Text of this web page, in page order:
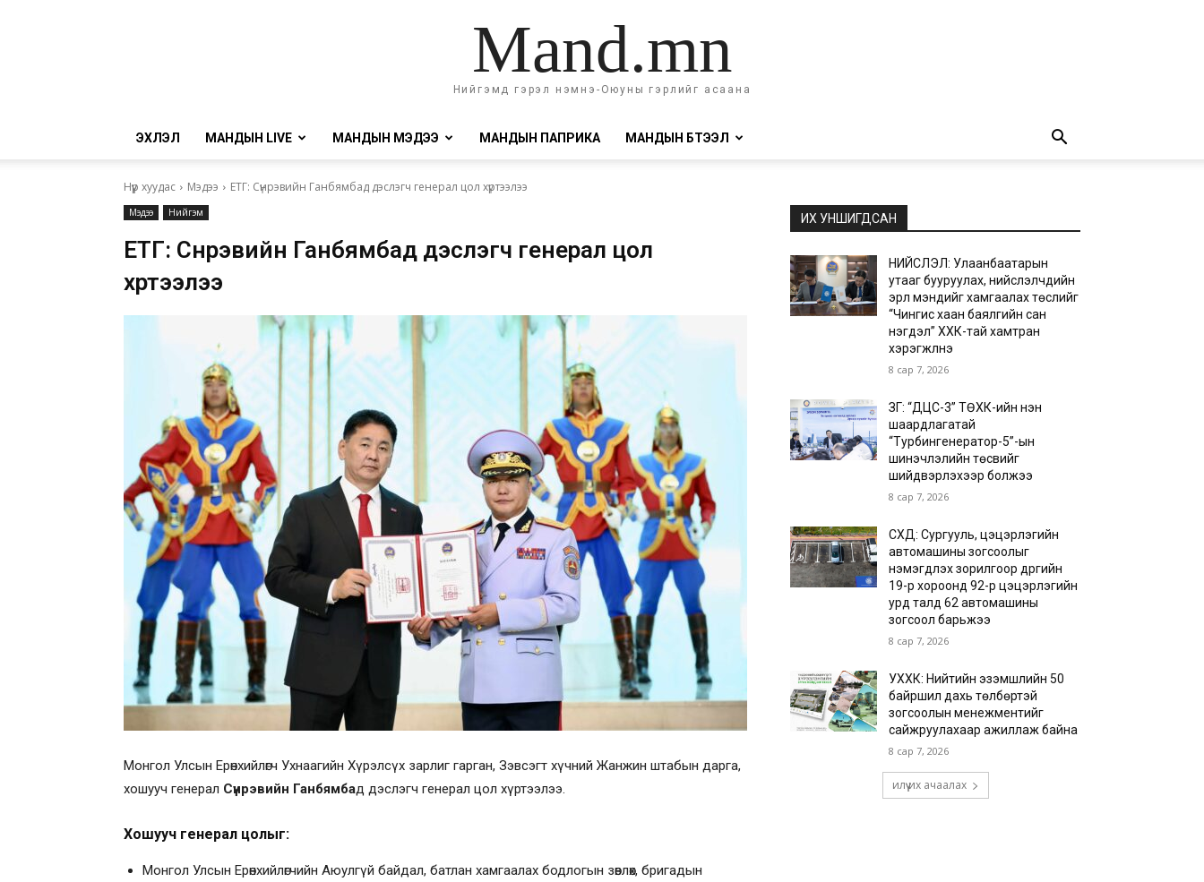
Mand.mn
Нийгэмд гэрэл нэмнэ-Оюуны гэрлийг асаана
ЭХЛЭЛ МАНДЫН LIVE МАНДЫН МЭДЭЭ МАНДЫН ПАПРИКА МАНДЫН БҮТЭЭЛ
Нүүр хуудас Мэдээ ЕТГ: Сүнрэвийн Ганбямбад дэслэгч генерал цол хүртээлээ
Мэдээ Нийгэм
ЕТГ: Сүнрэвийн Ганбямбад дэслэгч генерал цол
хүртээлээ
Монгол Улсын Ерөнхийлөгч Ухнаагийн Хүрэлсүх зарлиг гарган, Зэвсэгт хүчний Жанжин штабын дарга,
хошууч генерал Сүнрэвийн Ганбямбад дэслэгч генерал цол хүртээлээ.
Хошууч генерал цолыг:
Монгол Улсын Ерөнхийлөгчийн Аюулгүй байдал, батлан хамгаалах бодлогын зөвлөх, бригадын
ИХ УНШИГДСАН
НИЙСЛЭЛ: Улаанбаатарын
утааг бууруулах, нийслэлчүүдийн
эрүүл мэндийг хамгаалах төслийг
“Чингис хаан баялгийн сан
нэгдэл” ХХК-тай хамтран
хэрэгжүүлнэ
8 сар 7, 2026
ЗГ: “ДЦС-3” ТӨХК-ийн нэн
шаардлагатай
“Турбингенератор-5”-ын
шинэчлэлийн төсвийг
шийдвэрлэхээр болжээ
8 сар 7, 2026
СХД: Сургууль, цэцэрлэгийн
автомашины зогсоолыг
нэмэгдүүлэх зорилгоор дүүргийн
19-р хороонд 92-р цэцэрлэгийн
урд талд 62 автомашины
зогсоол барьжээ
8 сар 7, 2026
УХХК: Нийтийн эзэмшлийн 50
байршил дахь төлбөртэй
зогсоолын менежментийг
сайжруулахаар ажиллаж байна
8 сар 7, 2026
илүү их ачаалах